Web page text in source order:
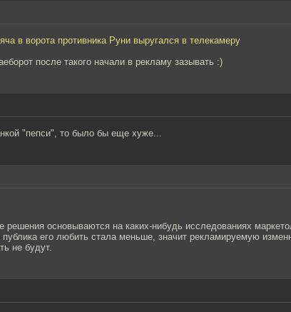
в ворота противника Руни выругался в телекамеру
после такого начали в рекламу зазывать :)
"пепси", то было бы еще хуже...
основываются на каких-нибудь исследованиях
публика его любить стала меньше, значит рекламируемую
не будут.